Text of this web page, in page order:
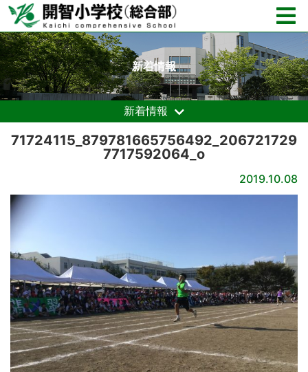
新着情報
新着情報
71724115_879781665756492_206721729
7717592064_o
2019.10.08